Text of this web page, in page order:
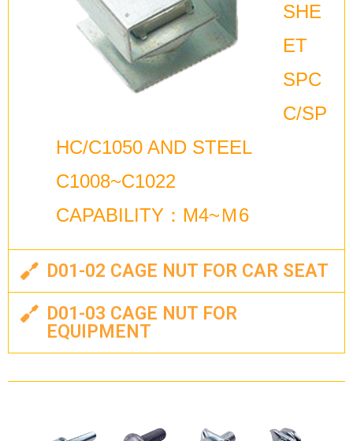
SHE
ET
SPC
C/SP
HC/C1050 AND STEEL
C1008~C1022
CAPABILITY：M4~Ｍ6
D01-02 CAGE NUT FOR CAR SEAT
D01-03 CAGE NUT FOR
EQUIPMENT